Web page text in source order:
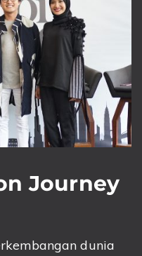
Journey
dunia